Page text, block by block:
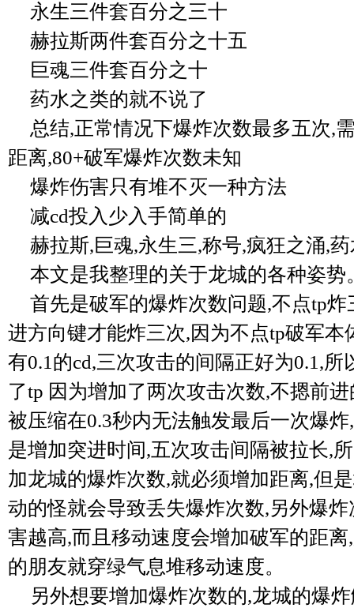
永生三件套百分之三十
赫拉斯两件套百分之十五
巨魂三件套百分之十
药水之类的就不说了
总结,正常情况下爆炸次数最多五次,
距离,80+破军爆炸次数未知
爆炸伤害只有堆不灭一种方法
减cd投入少入手简单的
赫拉斯,巨魂,永生三,称号,疯狂之涌,
本文是我整理的关于龙城的各种姿势
首先是破军的爆炸次数问题,不点tp
进方向键才能炸三次,因为不点tp破军本
有0.1的cd,三次攻击的间隔正好为0.1,
了tp 因为增加了两次攻击次数,不摁前
被压缩在0.3秒内无法触发最后一次爆
是增加突进时间,五次攻击间隔被拉长,
加龙城的爆炸次数,就必须增加距离,但
动的怪就会导致丢失爆炸次数,另外爆
害越高,而且移动速度会增加破军的距
的朋友就穿绿气息堆移动速度。
另外想要增加爆炸次数的,龙城的爆